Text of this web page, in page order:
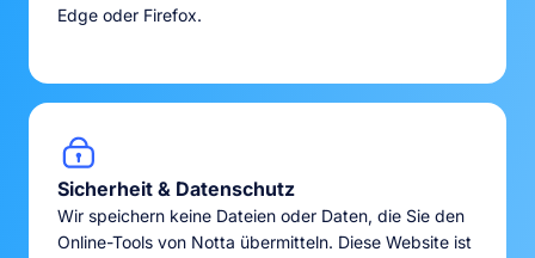
Edge oder Firefox.
Sicherheit & Datenschutz
Wir speichern keine Dateien oder Daten, die Sie den
Online-Tools von Notta übermitteln. Diese Website ist